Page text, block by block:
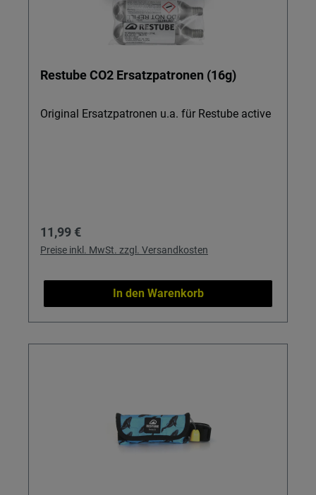
Restube CO2 Ersatzpatronen (16g)
Original Ersatzpatronen u.a. für Restube active
Regulärer Preis:
11,99 €
Preise inkl. MwSt. zzgl. Versandkosten
In den Warenkorb